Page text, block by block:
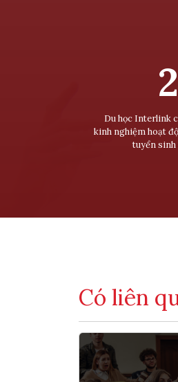
Du học Interlink
kinh nghiệm hoạt
tuyển sinh
Có liên